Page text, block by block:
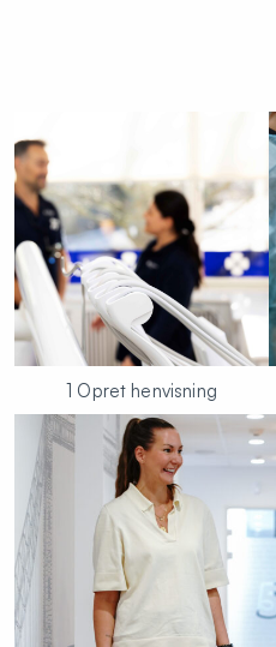
1 Opret henvisning